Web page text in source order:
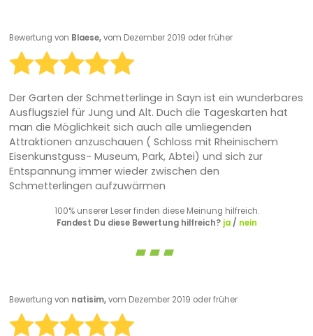
Bewertung von Blaese,vom Dezember 2019 oder früher
Der Garten der Schmetterlinge in Sayn ist ein wunderbares
Ausflugsziel für Jung und Alt. Duch die Tageskarten hat
man die Möglichkeit sich auch alle umliegenden
Attraktionen anzuschauen ( Schloss mit Rheinischem
Eisenkunstguss- Museum, Park, Abtei) und sich zur
Entspannung immer wieder zwischen den
Schmetterlingen aufzuwärmen
100% unserer Leser finden diese Meinung hilfreich.
Fandest Du diese Bewertung hilfreich? ja/ nein
Bewertung von natisim,vom Dezember 2019 oder früher